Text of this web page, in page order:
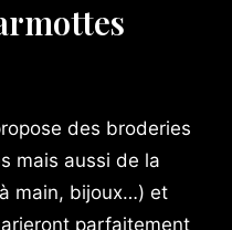
des broderies
mais aussi de la
main, bijoux…) et
parfaitement